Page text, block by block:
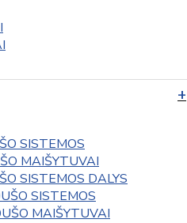
SISTEMOS
MAIŠYTUVAI
SISTEMOS DALYS
SISTEMOS
MAIŠYTUVAI